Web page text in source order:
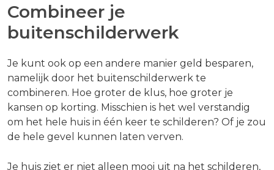
Combineer je
buitenschilderwerk
Je kunt ook op een andere manier geld besparen,
namelijk door het buitenschilderwerk te
combineren. Hoe groter de klus, hoe groter je
kansen op korting. Misschien is het wel verstandig
om het hele huis in één keer te schilderen? Of je zou
de hele gevel kunnen laten verven.
Je huis ziet er niet alleen mooi uit na het schilderen,